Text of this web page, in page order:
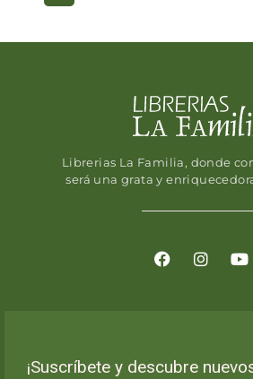
Librerias La Familia, donde
será una grata y
¡Suscríbete y descubre